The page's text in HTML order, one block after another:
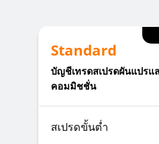
Standard
บัญชีเทรดสเปรดผันแปรแ
คอมมิชชั่น
สเปรดขั้นต่ำ